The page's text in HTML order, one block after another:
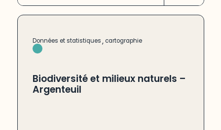
Données et statistiques, cartographie
Biodiversité et milieux naturels –
Argenteuil